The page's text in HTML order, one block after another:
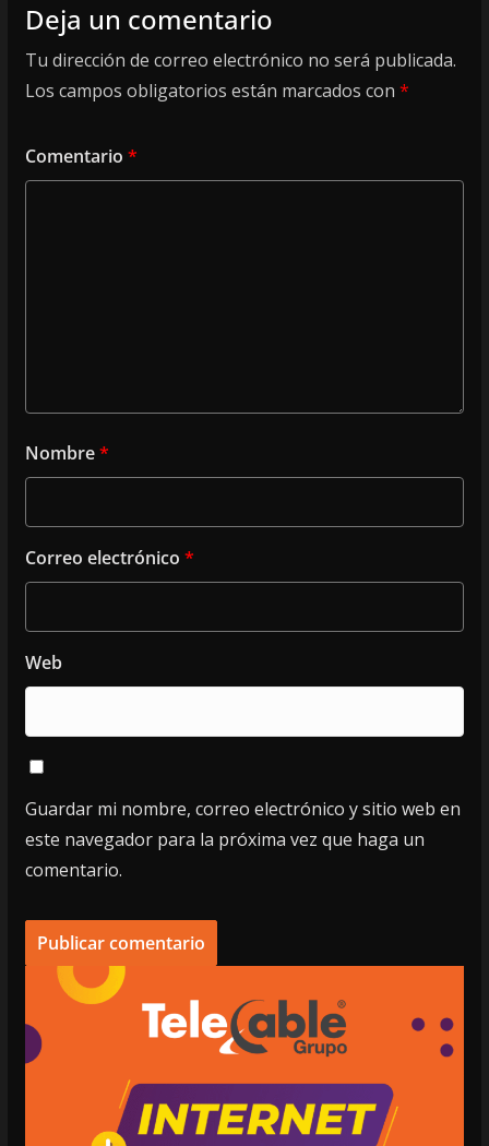
Deja un comentario
Tu dirección de correo electrónico no será publicada.
Los campos obligatorios están marcados con *
Comentario *
Nombre*
Correo electrónico *
Web
Guardar mi nombre, correo electrónico y sitio web en
este navegador para la próxima vez que haga un
comentario.